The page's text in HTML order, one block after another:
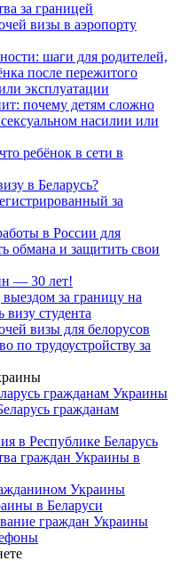
за границей
визы в аэропорту
шаги для родителей,
после пережитого
эксплуатации
почему детям сложно
насилии или
ребёнок в сети в
в Беларусь?
за
в России для
обмана и защитить свои
— 30 лет!
за границу на
визу студента
визы для белорусов
по трудоустройству за
гражданам Украины
гражданам
в Республике Беларусь
граждан Украины в
Украины
в Беларуси
граждан Украины